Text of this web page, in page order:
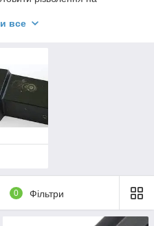
так і дюймові типи
55)
стороні металевої
затискні державки,
для нарізування з
полягає в тому, що
що забезпечує
спеціальні види
все
0 Фільтри